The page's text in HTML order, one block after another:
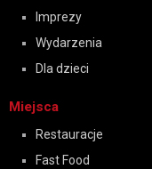
Imprezy
Wydarzenia
Dla dzieci
Miejsca
Restauracje
Fast Food